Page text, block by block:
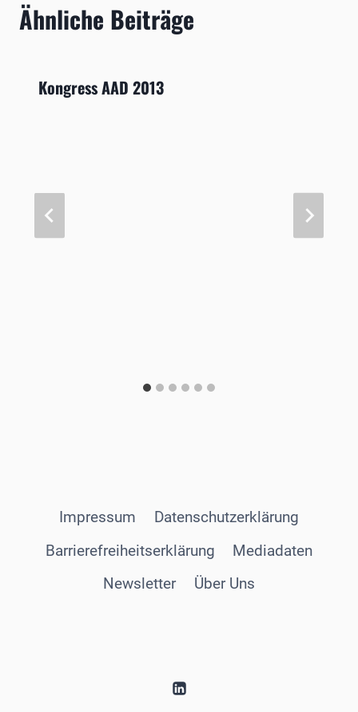
Ähnliche Beiträge
Kongress AAD 2013
Impressum
Datenschutzerklärung
Barrierefreiheitserklärung
Mediadaten
Newsletter
Über Uns